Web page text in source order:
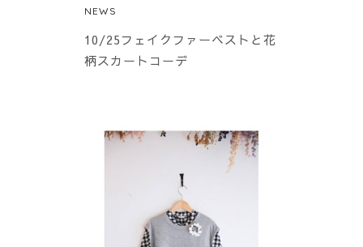
NEWS
10/25フェイクファーベストと花
柄スカートコーデ